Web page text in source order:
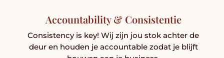
Accountability & Consistentie
Consistency is key! Wij zijn jou stok achter de
deur en houden je accountable zodat je blijft